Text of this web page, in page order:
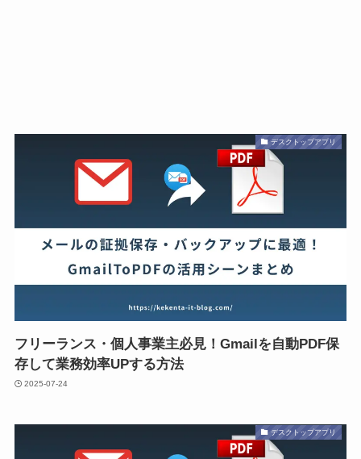
デスクトップアプリ
フリーランス・個人事業主必見！Gmailを自動PDF保
存して業務効率UPする方法
2025-07-24
デスクトップアプリ